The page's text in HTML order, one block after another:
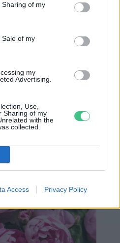
of my
of my
my
Advertising.
Use,
Sharing of my
with the
collected.
Access Privacy Policy
azaz „Zöldellő”,
már kora
virágokat
jázmint) tűztek az
házba a villám. Néhol a
ki zöld ágakat.